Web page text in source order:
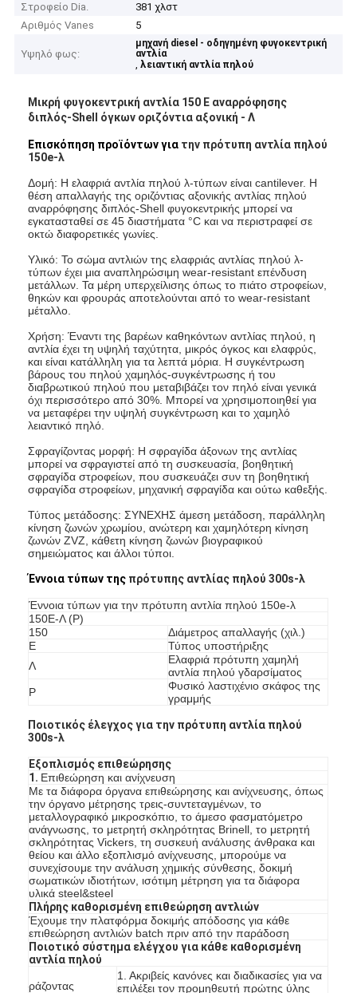
Αρχική σελίδα
προϊόντα
Στροφείο Dia.
381 χλστ
Αριθμός Vanes
5
Υψηλό φως:
μηχανή diesel - οδηγημένη φυγοκεντρική
αντλία
,λειαντική αντλία πηλού
Μικρή φυγοκεντρική αντλία 150 Ε αναρρόφησης
διπλός-Shell όγκων οριζόντια αξονική - Λ
Επισκόπηση προϊόντων για την πρότυπη αντλία πηλού
150e-λ
Δομή: Η ελαφριά αντλία πηλού λ-τύπων είναι cantilever. Η
θέση απαλλαγής της οριζόντιας αξονικής αντλίας πηλού
αναρρόφησης διπλός-Shell φυγοκεντρικής μπορεί να
εγκατασταθεί σε 45 διαστήματα °C και να περιστραφεί σε
οκτώ διαφορετικές γωνίες.
Υλικό: Το σώμα αντλιών της ελαφριάς αντλίας πηλού λ-
τύπων έχει μια αναπληρώσιμη wear-resistant επένδυση
μετάλλων. Τα μέρη υπερχείλισης όπως το πιάτο στροφείων,
θηκών και φρουράς αποτελούνται από το wear-resistant
μέταλλο.
Χρήση: Έναντι της βαρέων καθηκόντων αντλίας πηλού, η
αντλία έχει τη υψηλή ταχύτητα, μικρός όγκος και ελαφρύς,
και είναι κατάλληλη για τα λεπτά μόρια. Η συγκέντρωση
βάρους του πηλού χαμηλός-συγκέντρωσης ή του
διαβρωτικού πηλού που μεταβιβάζει τον πηλό είναι γενικά
όχι περισσότερο από 30%. Μπορεί να χρησιμοποιηθεί για
να μεταφέρει την υψηλή συγκέντρωση και το χαμηλό
λειαντικό πηλό.
Σφραγίζοντας μορφή: Η σφραγίδα άξονων της αντλίας
μπορεί να σφραγιστεί από τη συσκευασία, βοηθητική
σφραγίδα στροφείων, που συσκευάζει συν τη βοηθητική
σφραγίδα στροφείων, μηχανική σφραγίδα και ούτω καθεξής.
Τύπος μετάδοσης: ΣΥΝΕΧΗΣ άμεση μετάδοση, παράλληλη
κίνηση ζωνών χρωμίου, ανώτερη και χαμηλότερη κίνηση
ζωνών ZVZ, κάθετη κίνηση ζωνών βιογραφικού
σημειώματος και άλλοι τύποι.
Έννοια τύπων της πρότυπης αντλίας πηλού 300s-λ
Έννοια τύπων για την πρότυπη αντλία πηλού 150e-λ
150E-Λ (Ρ)
150
Διάμετρος απαλλαγής (χιλ.)
Ε
Τύπος υποστήριξης
Λ
Ελαφριά πρότυπη χαμηλή
αντλία πηλού γδαρσίματος
Ρ
Φυσικό λαστιχένιο σκάφος της
γραμμής
Ποιοτικός έλεγχος για την πρότυπη αντλία πηλού
300s-λ
Εξοπλισμός επιθεώρησης
1. Επιθεώρηση και ανίχνευση
Με τα διάφορα όργανα επιθεώρησης και ανίχνευσης, όπως
την όργανο μέτρησης τρεις-συντεταγμένων, το
μεταλλογραφικό μικροσκόπιο, το άμεσο φασματόμετρο
ανάγνωσης, το μετρητή σκληρότητας Brinell, το μετρητή
σκληρότητας Vickers, τη συσκευή ανάλυσης άνθρακα και
θείου και άλλο εξοπλισμό ανίχνευσης, μπορούμε να
συνεχίσουμε την ανάλυση χημικής σύνθεσης, δοκιμή
σωματικών ιδιοτήτων, ισότιμη μέτρηση για τα διάφορα
υλικά steel&steel
Πλήρης καθορισμένη επιθεώρηση αντλιών
Έχουμε την πλατφόρμα δοκιμής απόδοσης για κάθε
επιθεώρηση αντλιών batch πριν από την παράδοση
Ποιοτικό σύστημα ελέγχου για κάθε καθορισμένη
αντλία πηλού
Αγοράζοντας
1. Ακριβείς κανόνες και διαδικασίες για να
επιλέξει τον προμηθευτή πρώτης ύλης